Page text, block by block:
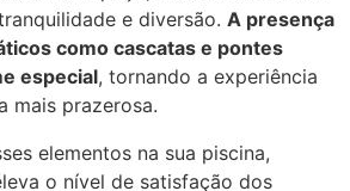
e diversão. A presença
como cascatas e pontes
especial, tornando a experiência
mais prazerosa.
elementos na sua piscina,
o nível de satisfação dos